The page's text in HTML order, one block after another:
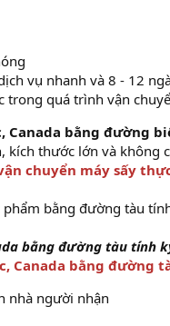
vụ nhanh và 8 - 12
trong quá trình vận
Canada bằng đường
thước lớn và không
chuyển máy sấy
bằng đường tàu
bằng đường tàu tính
Canada bằng đường
nhà người nhận